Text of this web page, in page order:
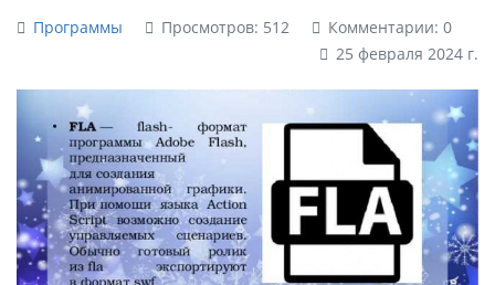
Программы Просмотров: 512
Комментарии: 0
25 февраля 2024 г.